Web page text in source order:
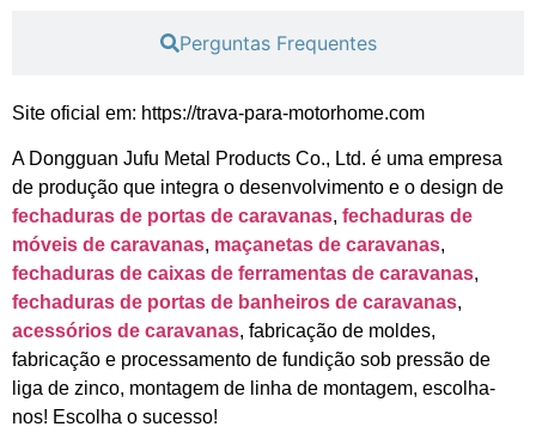
Perguntas Frequentes
Site oficial em: https://trava-para-motorhome.com
A Dongguan Jufu Metal Products Co., Ltd. é uma empresa
de produção que integra o desenvolvimento e o design de
fechaduras de portas de caravanas, fechaduras de
móveis de caravanas, maçanetas de caravanas,
fechaduras de caixas de ferramentas de caravanas,
fechaduras de portas de banheiros de caravanas,
acessórios de caravanas, fabricação de moldes,
fabricação e processamento de fundição sob pressão de
liga de zinco, montagem de linha de montagem, escolha-
nos! Escolha o sucesso!